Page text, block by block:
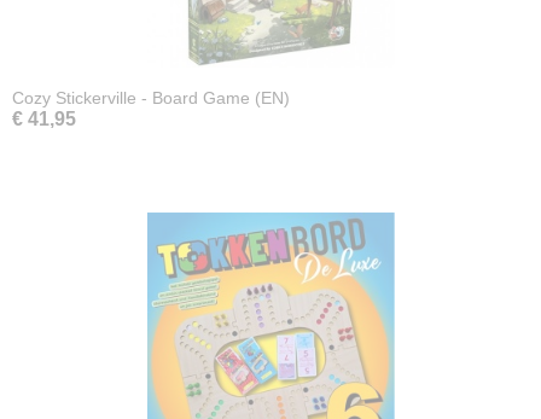
Cozy Stickerville - Board Game (EN)
€ 41,95